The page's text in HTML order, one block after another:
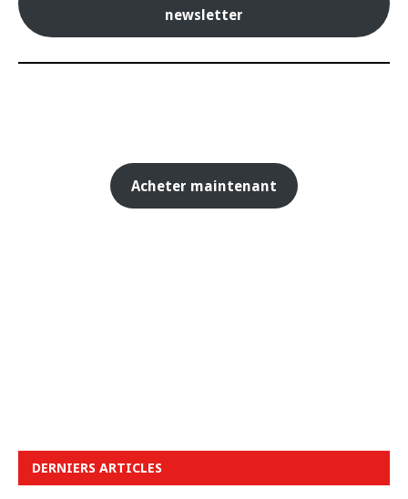
newsletter
Acheter maintenant
DERNIERS ARTICLES